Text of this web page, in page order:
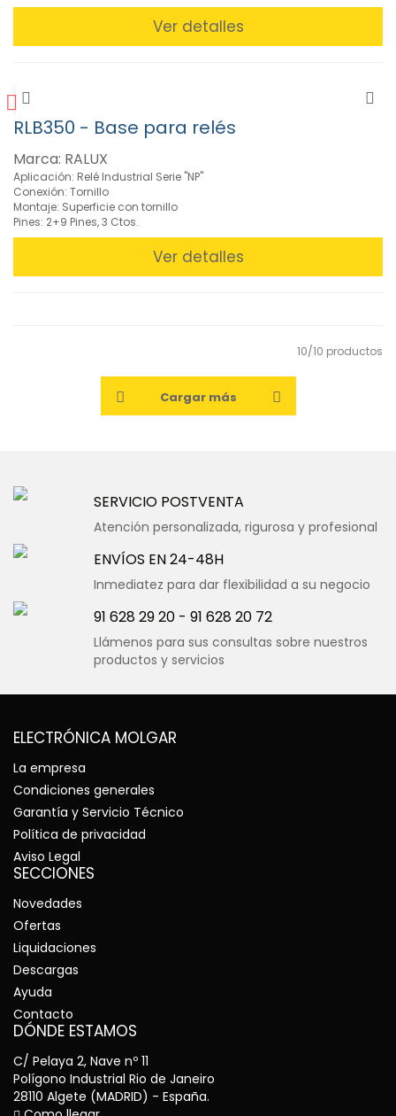
Ver detalles
RLB350 - Base para relés
Marca: RALUX
Aplicación: Relé Industrial Serie "NP"
Conexión: Tornillo
Montaje: Superficie con tornillo
Pines: 2+9 Pines, 3 Ctos.
Ver detalles
10/10 productos
Cargar más
SERVICIO POSTVENTA
Atención personalizada, rigurosa y profesional
ENVÍOS EN 24-48H
Inmediatez para dar flexibilidad a su negocio
91 628 29 20- 91 628 20 72
Llámenos para sus consultas sobre nuestros
productos y servicios
ELECTRÓNICA MOLGAR
La empresa
Condiciones generales
Garantía y Servicio Técnico
Política de privacidad
Aviso Legal
SECCIONES
Novedades
Ofertas
Liquidaciones
Descargas
Ayuda
Contacto
DÓNDE ESTAMOS
C/ Pelaya 2, Nave nº 11
Polígono Industrial Rio de Janeiro
28110 Algete (MADRID) - España.